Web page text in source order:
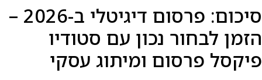
סיכום: פרסום דיגיטלי ב-2026 –
הזמן לבחור נכון עם סטודיו
פיקסל פרסום ומיתוג עסקי